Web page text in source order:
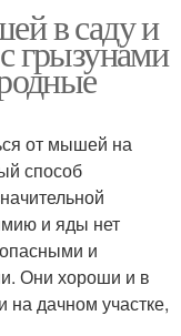
в саду и
грызунами
от мышей на
способ
и яды нет
и
Они хороши и в
дачном участке,